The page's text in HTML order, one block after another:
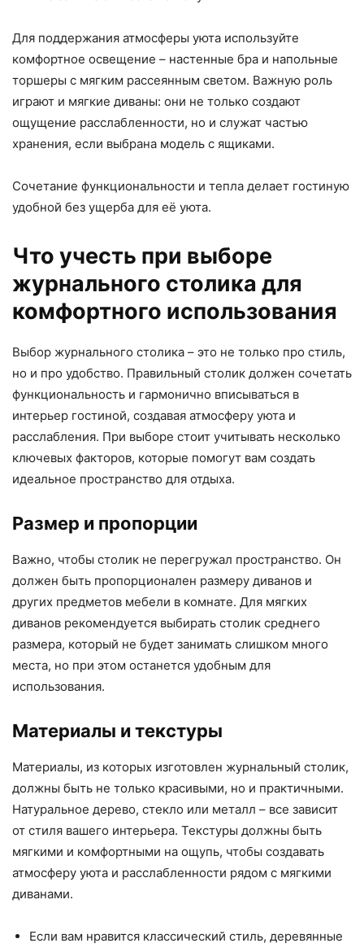
Для поддержания атмосферы уюта используйте
комфортное освещение – настенные бра и напольные
торшеры с мягким рассеянным светом. Важную роль
играют и мягкие диваны: они не только создают
ощущение расслабленности, но и служат частью
хранения, если выбрана модель с ящиками.
Сочетание функциональности и тепла делает гостиную
удобной без ущерба для её уюта.
Что учесть при выборе
журнального столика для
комфортного использования
Выбор журнального столика – это не только про стиль,
но и про удобство. Правильный столик должен сочетать
функциональность и гармонично вписываться в
интерьер гостиной, создавая атмосферу уюта и
расслабления. При выборе стоит учитывать несколько
ключевых факторов, которые помогут вам создать
идеальное пространство для отдыха.
Размер и пропорции
Важно, чтобы столик не перегружал пространство. Он
должен быть пропорционален размеру диванов и
других предметов мебели в комнате. Для мягких
диванов рекомендуется выбирать столик среднего
размера, который не будет занимать слишком много
места, но при этом останется удобным для
использования.
Материалы и текстуры
Материалы, из которых изготовлен журнальный столик,
должны быть не только красивыми, но и практичными.
Натуральное дерево, стекло или металл – все зависит
от стиля вашего интерьера. Текстуры должны быть
мягкими и комфортными на ощупь, чтобы создавать
атмосферу уюта и расслабленности рядом с мягкими
диванами.
Если вам нравится классический стиль, деревянные